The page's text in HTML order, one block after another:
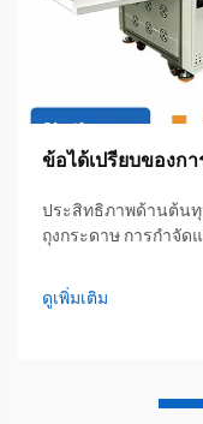
ข้อได้เปรียบของก
ประสิทธิภาพด้านต้นทุ
ถุงกระดาษ การกำจั
พิมพ์แบบดิจิทัลช่วยข
ก่อนนี้มีค่าใช้จ่ายหลา
ดูเพิ่มเติม